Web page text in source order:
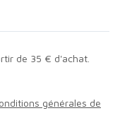
de 35 € d'achat.
générales de